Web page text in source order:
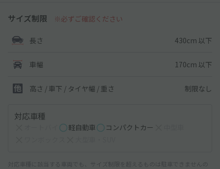
サイズ制限 ※必ずご確認ください
長さ 430cm 以下
車幅 170cm 以下
高さ / 車下 / タイヤ幅 / 重さ 制限なし
対応車種
軽自動車 コンパクトカー
対応車種に該当する車両でも、サイズ制限を超えるものは駐車できませんの